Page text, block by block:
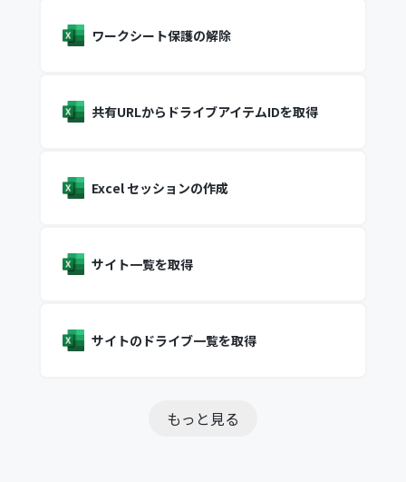
ワークシート保護の解除
共有URLからドライブアイテムIDを取得
Excel セッションの作成
サイト一覧を取得
サイトのドライブ一覧を取得
もっと見る